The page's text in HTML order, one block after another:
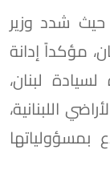
حيث شدد وزير
مؤكداً إدانة
لسيادة لبنان،
اللبنانية،